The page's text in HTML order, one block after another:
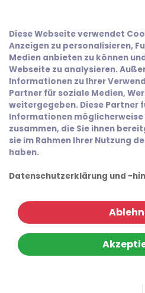
Diese Webseite verwendet
Anzeigen zu personalisieren,
Medien anbieten zu können
Webseite zu analysieren.
Informationen zu Ihrer
Partner für soziale Medien,
weitergegeben. Diese Partner
Informationen
zusammen, die Sie ihnen
sie im Rahmen Ihrer Nutzung
haben.
Datenschutzerklärung und -